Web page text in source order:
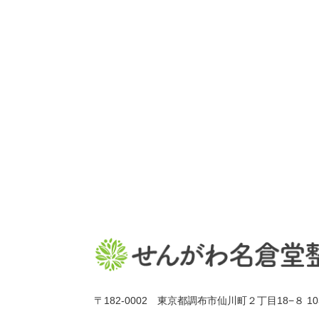
〒182-0002 東京都調布市仙川町２丁目18−８